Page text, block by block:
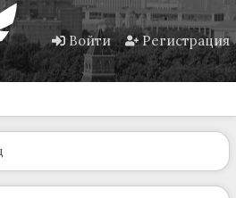
Войти Регистрация